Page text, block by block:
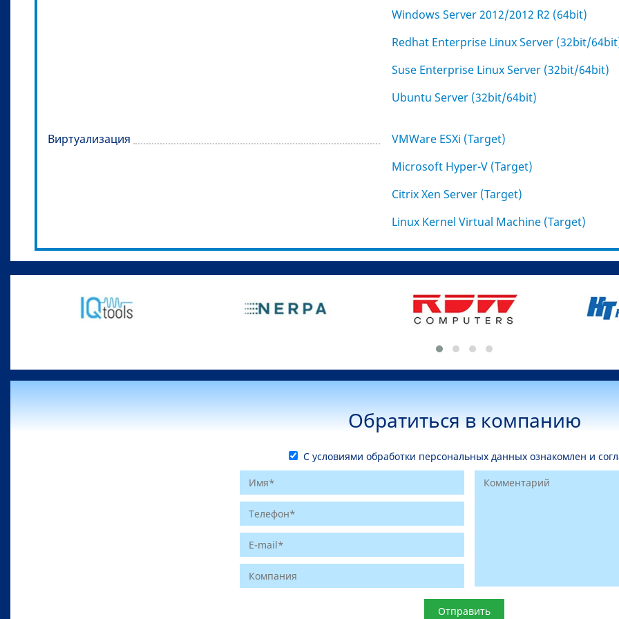
Windows Server 2012/2012 R2 (64bit)
Redhat Enterprise Linux Server (32bit/
Suse Enterprise Linux Server (32bit/64bit)
Ubuntu Server (32bit/64bit)
Виртуализация
VMWare ESXi (Target)
Microsoft Hyper-V (Target)
Citrix Xen Server (Target)
Linux Kernel Virtual Machine (Target)
Обратиться в компанию
С условиями обработки персональных данных ознакомлен и